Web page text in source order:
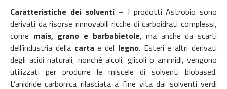
Caratteristiche dei solventi – I prodotti Astrobio sono
derivati da risorse rinnovabili ricche di carboidrati complessi,
come mais, grano e barbabietole, ma anche da scarti
dell’industria della carta e del legno. Esteri e altri derivati
degli acidi naturali, nonché alcoli, glicoli o ammidi, vengono
utilizzati per produrre le miscele di solventi biobased.
L’anidride carbonica rilasciata a fine vita dai solventi verdi